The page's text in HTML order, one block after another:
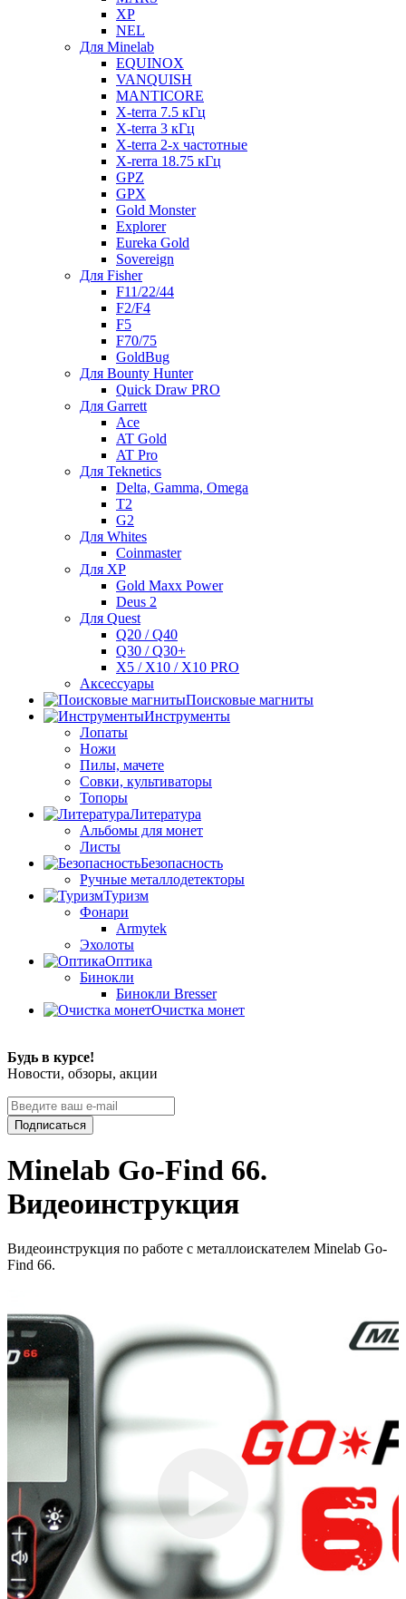
XP
NEL
Для Minelab
EQUINOX
VANQUISH
MANTICORE
X-terra 7.5 кГц
X-terra 3 кГц
X-terra 2-х частотные
X-rerra 18.75 кГц
GPZ
GPX
Gold Monster
Explorer
Eureka Gold
Sovereign
Для Fisher
F11/22/44
F2/F4
F5
F70/75
GoldBug
Для Bounty Hunter
Quick Draw PRO
Для Garrett
Ace
AT Gold
AT Pro
Для Teknetics
Delta, Gamma, Omega
Т2
G2
Для Whites
Coinmaster
Для XP
Gold Maxx Power
Deus 2
Для Quest
Q20 / Q40
Q30 / Q30+
X5 / X10 / X10 PRO
Аксессуары
Поисковые магниты
Инструменты
Лопаты
Ножи
Пилы, мачете
Совки, культиваторы
Топоры
Литература
Альбомы для монет
Листы
Безопасность
Ручные металлодетекторы
Туризм
Фонари
Armytek
Эхолоты
Оптика
Бинокли
Бинокли Bresser
Очистка монет
Будь в курсе!
Новости, обзоры, акции
Подписаться
Minelab Go-Find 66.
Видеоинструкция
Видеоинструкция по работе с металлоискателем Minelab Go-
Find 66.